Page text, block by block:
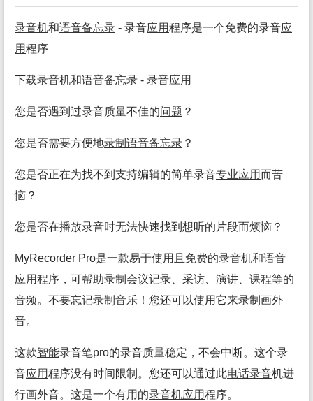
录音机和语音备忘录 - 录音应用程序是一个免费的录音应
用程序
下载录音机和语音备忘录 - 录音应用
您是否遇到过录音质量不佳的问题 ？
您是否需要方便地录制 语音备忘录 ？
您是否正在为找不到支持编辑的简单录音专业应用而苦
恼？
您是否在播放录音时无法快速找到想听的片段而烦恼？
MyRecorder Pro是一款易于使用且免费的录音机和语音
应用程序，可帮助录制 会议记录、采访、演讲、 课程等的
音频。不要忘记录制 音乐 ！您还可以使用它来录制 画外
音。
这款智能录音笔pro的录音质量稳定，不会中断。这个录
音应用程序没有时间限制。您还可以通过此电话录音机进
行画外音。这是一个有用的录音机应用程序。